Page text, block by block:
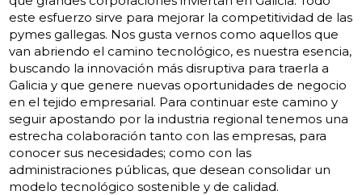
este esfuerzo sirve para mejorar la competitividad de las
pymes gallegas. Nos gusta vernos como aquellos que
van abriendo el camino tecnológico, es nuestra esencia,
buscando la innovación más disruptiva para traerla a
Galicia y que genere nuevas oportunidades de negocio
en el tejido empresarial. Para continuar este camino y
seguir apostando por la industria regional tenemos una
estrecha colaboración tanto con las empresas, para
conocer sus necesidades; como con las
administraciones públicas, que desean consolidar un
modelo tecnológico sostenible y de calidad.